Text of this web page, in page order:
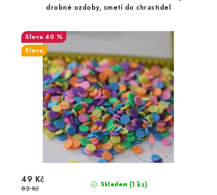
drobné ozdoby, smetí do chrastidel
40 %
Sleva
Skladem (1 ks)
49 Kč
82 Kč